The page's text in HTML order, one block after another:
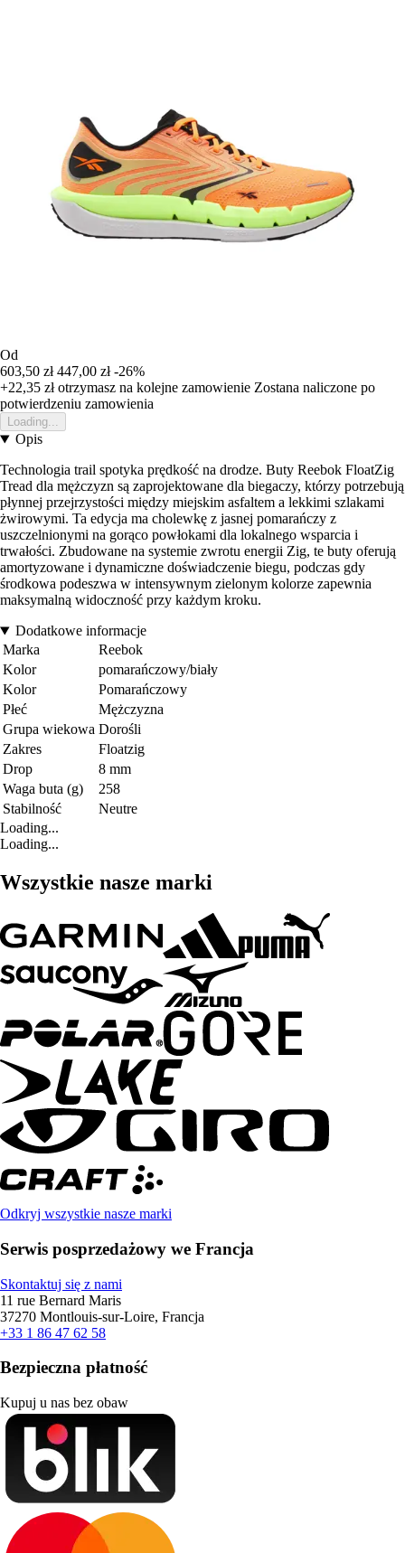
Od
603,50 zł 447,00 zł -26%
+22,35 złotrzymasz na kolejne zamowienie Zostana naliczone po
potwierdzeniu zamowienia
Loading...
Opis
Technologia trail spotyka prędkość na drodze. Buty Reebok FloatZig
Tread dla mężczyzn są zaprojektowane dla biegaczy, którzy potrzebują
płynnej przejrzystości między miejskim asfaltem a lekkimi szlakami
żwirowymi. Ta edycja ma cholewkę z jasnej pomarańczy z
uszczelnionymi na gorąco powłokami dla lokalnego wsparcia i
trwałości. Zbudowane na systemie zwrotu energii Zig, te buty oferują
amortyzowane i dynamiczne doświadczenie biegu, podczas gdy
środkowa podeszwa w intensywnym zielonym kolorze zapewnia
maksymalną widoczność przy każdym kroku.
Dodatkowe informacje
Marka
Reebok
Kolor
pomarańczowy/biały
Kolor
Pomarańczowy
Płeć
Mężczyzna
Grupa wiekowa Dorośli
Zakres
Floatzig
Drop
8 mm
Waga buta (g)
258
Stabilność
Neutre
Loading...
Loading...
Wszystkie nasze marki
Odkryj wszystkie nasze marki
Serwis posprzedażowy we Francja
Skontaktuj się z nami
11 rue Bernard Maris
37270 Montlouis-sur-Loire, Francja
+33 1 86 47 62 58
Bezpieczna płatność
Kupuj u nas bez obaw